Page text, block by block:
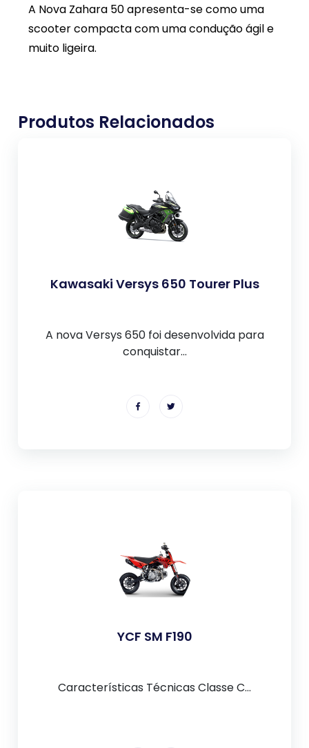
A Nova Zahara 50 apresenta-se como uma
scooter compacta com uma condução ágil e
muito ligeira.
Produtos Relacionados
Kawasaki Versys 650 Tourer Plus
A nova Versys 650 foi desenvolvida para
conquistar...
YCF SM F190
Características Técnicas Classe C...